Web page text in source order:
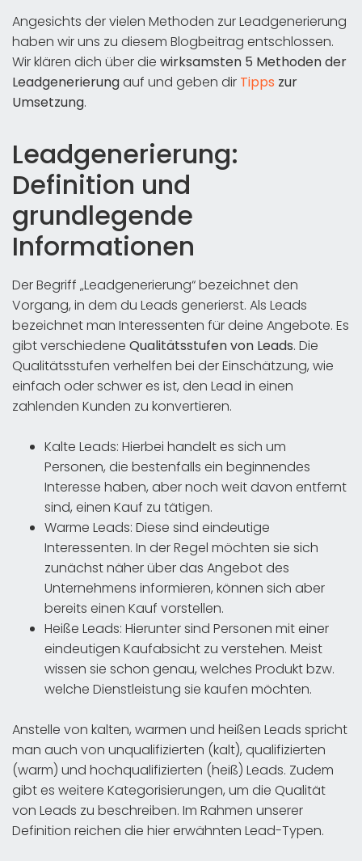
Angesichts der vielen Methoden zur Leadgenerierung
haben wir uns zu diesem Blogbeitrag entschlossen.
Wir klären dich über die wirksamsten 5 Methoden der
Leadgenerierungauf und geben dir Tipps zur
Umsetzung.
Leadgenerierung:
Definition und
grundlegende
Informationen
Der Begriff „Leadgenerierung“ bezeichnet den
Vorgang, in dem du Leads generierst. Als Leads
bezeichnet man Interessenten für deine Angebote. Es
gibt verschiedene Qualitätsstufen von Leads. Die
Qualitätsstufen verhelfen bei der Einschätzung, wie
einfach oder schwer es ist, den Lead in einen
zahlenden Kunden zu konvertieren.
Kalte Leads: Hierbei handelt es sich um
Personen, die bestenfalls ein beginnendes
Interesse haben, aber noch weit davon entfernt
sind, einen Kauf zu tätigen.
Warme Leads: Diese sind eindeutige
Interessenten. In der Regel möchten sie sich
zunächst näher über das Angebot des
Unternehmens informieren, können sich aber
bereits einen Kauf vorstellen.
Heiße Leads: Hierunter sind Personen mit einer
eindeutigen Kaufabsicht zu verstehen. Meist
wissen sie schon genau, welches Produkt bzw.
welche Dienstleistung sie kaufen möchten.
Anstelle von kalten, warmen und heißen Leads spricht
man auch von unqualifizierten (kalt), qualifizierten
(warm) und hochqualifizierten (heiß) Leads. Zudem
gibt es weitere Kategorisierungen, um die Qualität
von Leads zu beschreiben. Im Rahmen unserer
Definition reichen die hier erwähnten Lead-Typen.